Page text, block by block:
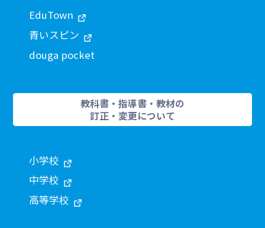
EduTown
青いスピン
douga pocket
教科書・指導書・教材の
訂正・変更について
小学校
中学校
高等学校